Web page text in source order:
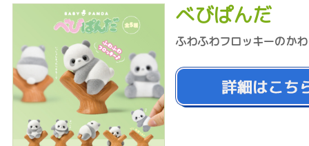
べびぱんだ
ふわふわフロッキーのか